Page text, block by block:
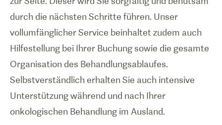
durch die nächsten Schritte führen. Unser
vollumfänglicher Service beinhaltet zudem auch
Hilfestellung bei Ihrer Buchung sowie die gesamte
Organisation des Behandlungsablaufes.
Selbstverständlich erhalten Sie auch intensive
Unterstützung während und nach Ihrer